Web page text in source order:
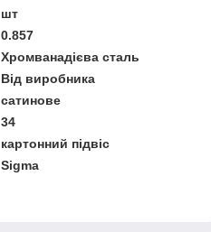
шт
0.857
Хромванадієва сталь
Від виробника
сатинове
34
картонний підвіс
Sigma